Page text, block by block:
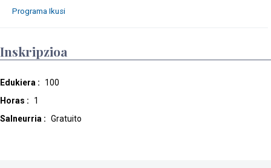
Inskripzioa
Edukiera :
100
Horas :
1
Salneurria : Gratuito